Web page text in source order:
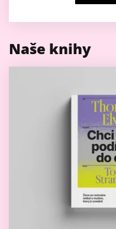
Naše knihy